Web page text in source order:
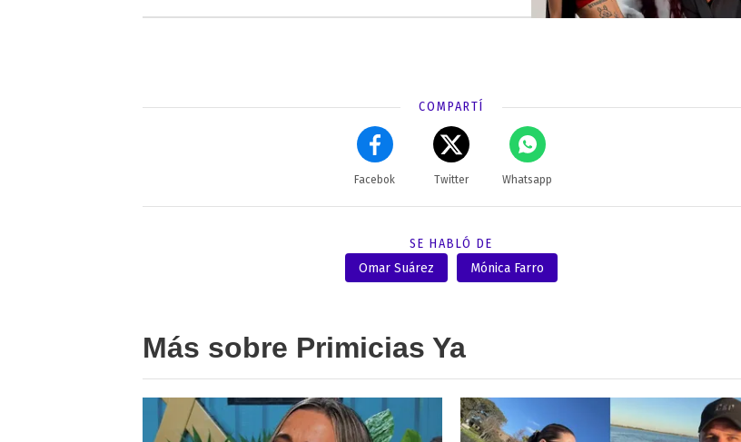
COMPARTÍ
Facebok Twitter Whatsapp
SE HABLÓ DE
Omar Suárez
Mónica Farro
Más sobre Primicias Ya